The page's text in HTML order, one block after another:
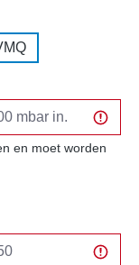
en moet worden